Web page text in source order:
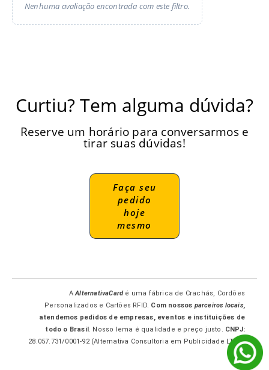
Nenhuma avaliação encontrada com este filtro.
Curtiu? Tem alguma dúvida?
Reserve um horário para conversarmos e
tirar suas dúvidas!
Faça seu
pedido
hoje
mesmo
AAlternativaCardé uma fábrica de Crachás, Cordões
Personalizados e Cartões RFID. Com nossos parceiros locais,
atendemos pedidos de empresas, eventos e instituições de
todo o Brasil . Nosso lema é qualidade e preço justo. CNPJ:
28.057.731/0001-92 (Alternativa Consultoria em Publicidade LTDA-
ME.)